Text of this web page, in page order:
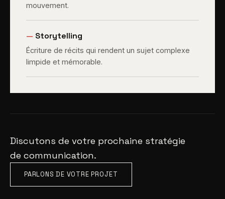
mouvement.
— Storytelling
Écriture de récits qui rendent un sujet complexe
limpide et mémorable.
Discutons de votre prochaine stratégie
de communication.
PARLONS DE VOTRE PROJET